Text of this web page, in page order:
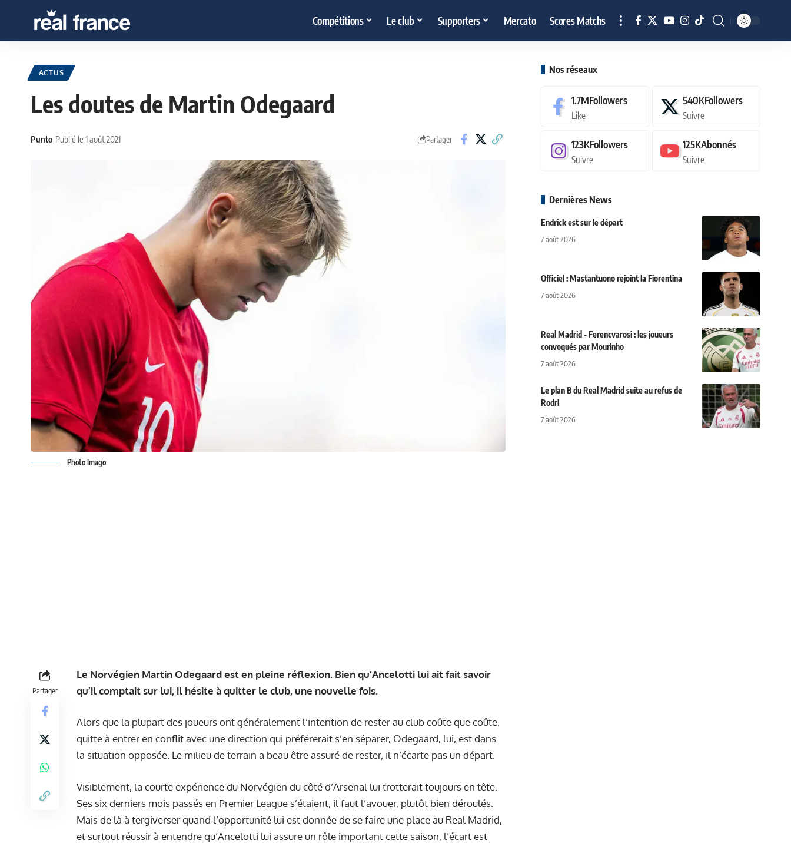
Compétitions Le club Supporters Mercato Scores Matchs
ACTUS
Les doutes de Martin Odegaard
Punto Publié le 1 août 2021 Partager
Photo Imago
Partager
Le Norvégien Martin Odegaard est en pleine réflexion. Bien qu’Ancelotti lui ait fait savoir
qu’il comptait sur lui, il hésite à quitter le club, une nouvelle fois.
Alors que la plupart des joueurs ont généralement l’intention de rester au club coûte que coûte,
quitte à entrer en conflit avec une direction qui préférerait s’en séparer, Odegaard, lui, est dans
la situation opposée. Le milieu de terrain a beau être assuré de rester, il n’écarte pas un départ.
Visiblement, la courte expérience du Norvégien du côté d’Arsenal lui trotterait toujours en tête.
Ses six derniers mois passés en Premier League s’étaient, il faut l’avouer, plutôt bien déroulés.
Mais de là à tergiverser quand l’opportunité lui est donnée de se faire une place au Real Madrid,
et surtout réussir à entendre qu’Ancelotti lui assure un rôle important cette saison, l’écart est
Nos réseaux
1.7MFollowers
Like
540KFollowers
Suivre
123KFollowers
Suivre
125KAbonnés
Suivre
Dernières News
Endrick est sur le départ
7 août 2026
Officiel : Mastantuono rejoint la Fiorentina
7 août 2026
Real Madrid - Ferencvarosi : les joueurs
convoqués par Mourinho
7 août 2026
Le plan B du Real Madrid suite au refus de
Rodri
7 août 2026